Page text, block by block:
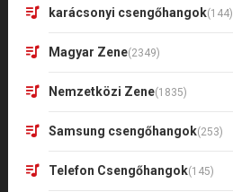
karácsonyi csengőhangok(144)
Magyar Zene(2349)
Nemzetközi Zene(1835)
Samsung csengőhangok(253)
Telefon Csengőhangok(145)